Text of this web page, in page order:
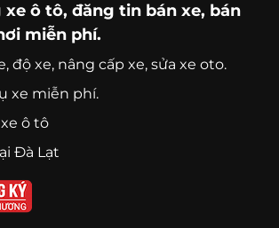
xe ô tô, đăng tin bán xe, bán
miễn phí.
, độ xe, nâng cấp xe, sửa xe oto.
xe miễn phí.
ô tô
Đà Lạt